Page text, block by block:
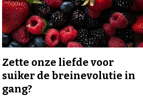
Zette onze liefde voor
suiker de breinevolutie in
gang?